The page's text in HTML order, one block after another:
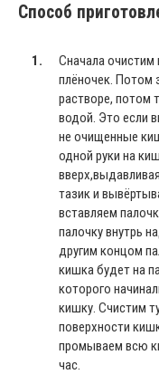
Способ
Сначала
плёночек. Потом
растворе, потом
водой. Это если
не очищенные
одной руки на
тазик и
вставляем
палочку внутрь
другим концом
кишка будет на
которого
кишку. Счистим
поверхности
промываем всю
час.